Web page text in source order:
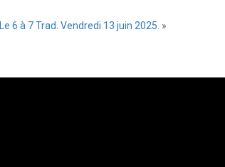
Le 6 à 7 Trad. Vendredi 13 juin 2025. »